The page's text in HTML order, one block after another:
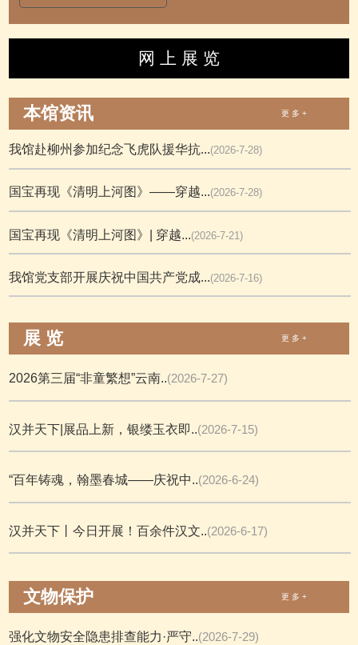
网 上 展 览
本馆资讯 更 多 +
我馆赴柳州参加纪念飞虎队援华抗...(2026-7-28)
国宝再现《清明上河图》——穿越...(2026-7-28)
国宝再现《清明上河图》| 穿越...(2026-7-21)
我馆党支部开展庆祝中国共产党成...(2026-7-16)
展 览 更 多 +
2026第三届“非童繁想”云南..(2026-7-27)
汉并天下|展品上新，银缕玉衣即..(2026-7-15)
“百年铸魂，翰墨春城——庆祝中..(2026-6-24)
汉并天下丨今日开展！百余件汉文..(2026-6-17)
文物保护 更 多 +
强化文物安全隐患排查能力·严守..(2026-7-29)